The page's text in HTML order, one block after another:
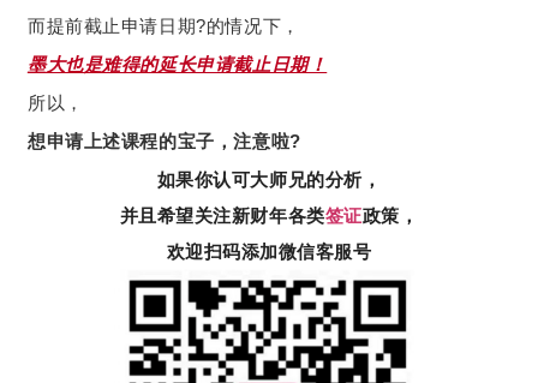
而提前截止申请日期?的情况下，
墨大也是难得的延长申请截止日期！
所以，
想申请上述课程的宝子，注意啦?
如果你认可大师兄的分析，
并且希望关注新财年各类签证政策，
欢迎扫码添加微信客服号